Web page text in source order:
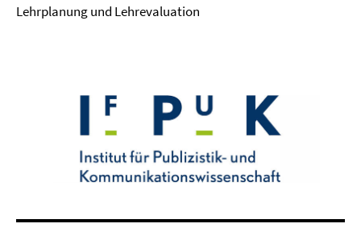
Lehrplanung und Lehrevaluation